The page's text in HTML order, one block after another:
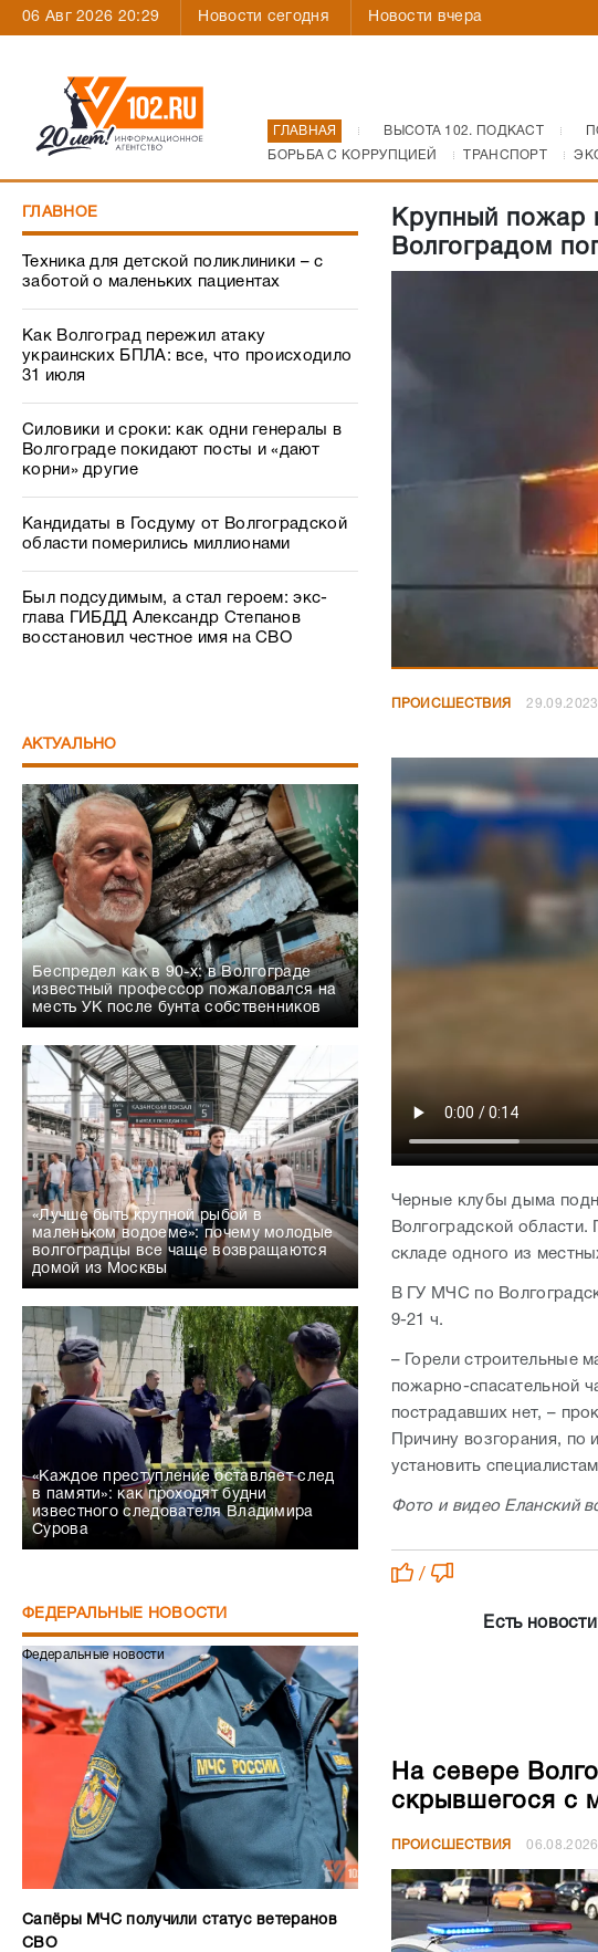
06 Авг 2026 20:29 Новости сегодня Новости вчера
ГЛАВНАЯ ВЫСОТА 102. ПОДКАСТ
БОРЬБА С КОРРУПЦИЕЙ
ТРАНСПОРТ
ГЛАВНОЕ
Техника для детской поликлиники – с
заботой о маленьких пациентах
Как Волгоград пережил атаку
украинских БПЛА: все, что происходило
31 июля
Силовики и сроки: как одни генералы в
Волгограде покидают посты и «дают
корни» другие
Кандидаты в Госдуму от Волгоградской
области померились миллионами
Был подсудимым, а стал героем: экс-
глава ГИБДД Александр Степанов
восстановил честное имя на СВО
АКТУАЛЬНО
Беспредел как в 90-х: в Волгограде
известный профессор пожаловался на
месть УК после бунта собственников
«Лучше быть крупной рыбой в
маленьком водоеме»: почему молодые
волгоградцы все чаще возвращаются
домой из Москвы
«Каждое преступление оставляет след
в памяти»: как проходят будни
известного следователя Владимира
Сурова
ФЕДЕРАЛЬНЫЕ НОВОСТИ
Федеральные новости
Сапёры МЧС получили статус ветеранов
СВО
Крупный пожар
Волгоградом
ПРОИСШЕСТВИЯ 29.09.2023
Черные клубы дыма
Волгоградской
складе одного из
В ГУ МЧС по
9-21 ч.
– Горели строительные
пожарно-спасательной
пострадавших нет, –
Причину возгорания,
установить
Фото и видео Еланский
/
Есть
На севере
скрывшегося с
ПРОИСШЕСТВИЯ 06.08.2026